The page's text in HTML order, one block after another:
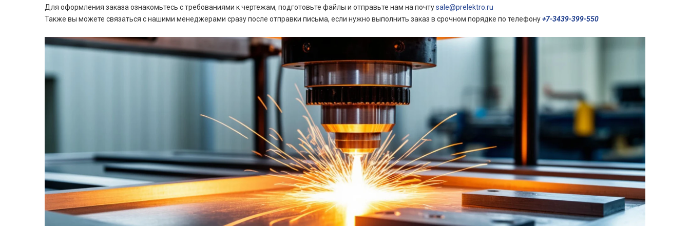
Для оформления заказа ознакомьтесь с требованиями к чертежам, подготовьте файлы и отправьте нам на почтуsale@prelektro.ru
Также вы можете связаться с нашими менеджерами сразу после отправки письма, если нужно выполнить заказ в срочном порядке по телефону+7-3439-399-550